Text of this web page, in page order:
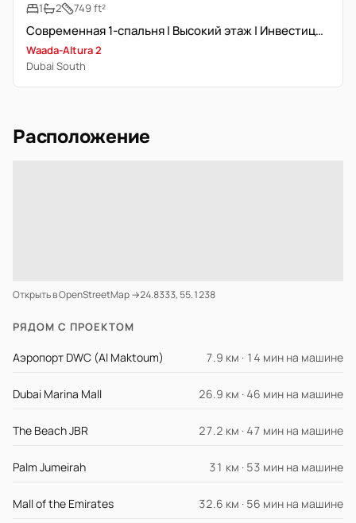
1
2 749 ft²
Современная 1-спальня | Высокий этаж | Инвестиционная сделка
Waada-Altura 2
Dubai South
Расположение
Открыть в OpenStreetMap →24.8333, 55.1238
РЯДОМ С ПРОЕКТОМ
Аэропорт DWC (Al Maktoum) 7.9 км · 14 мин на машине
Dubai Marina Mall 26.9 км · 46 мин на машине
The Beach JBR 27.2 км · 47 мин на машине
Palm Jumeirah 31 км · 53 мин на машине
Mall of the Emirates 32.6 км · 56 мин на машине